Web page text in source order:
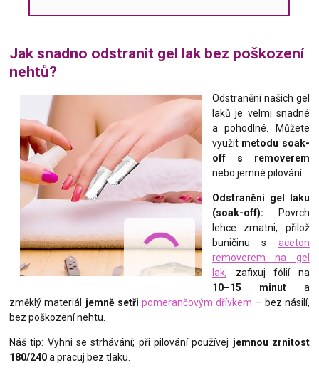
Jak snadno odstranit gel lak bez poškození
nehtů?
Odstranění našich gel
laků je velmi snadné
a pohodlné. Můžete
využít metodu soak-
off s removerem
nebo jemné pilování.
Odstranění gel laku
(soak-off): Povrch
lehce zmatni, přilož
buničinu s aceton
removerem na gel
lak, zafixuj fólií na
10–15 minuta
změklý materiál jemně setři pomerančovým dřívkem – bez násilí,
bez poškození nehtu.
Náš tip: Vyhni se strhávání; při pilování používej jemnou zrnitost
180/240a pracuj bez tlaku.